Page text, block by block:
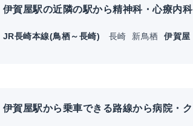
伊賀屋駅の近隣の駅から精神科・心療内
JR長崎本線(鳥栖～長崎) 長崎 新鳥栖 伊賀屋
伊賀屋駅から乗車できる路線から病院・